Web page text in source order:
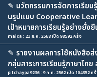
✎ นวัตกรรมการจัดการเรีย
นรูปเเบบ Cooperative
เป้าหมายการเรียนรู้อย่างยั่งยื
maica : 23 ส.ค. 2568 เปิด 98592 ครั้ง
✎ รายงานผลการใช้หนังสือ
กลุ่มสาระการเรียนรู้ภาษาไท
pitchaypa9236 : 9 ก.ค. 2562 เปิด 104352 ค